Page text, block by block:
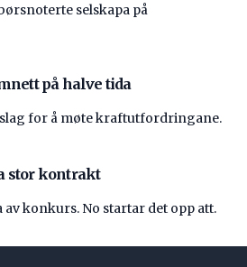
selskapa på
på halve tida
for å møte kraftutfordringane.
stor kontrakt
konkurs. No startar det opp att.